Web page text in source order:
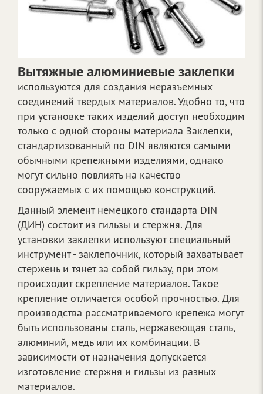
Вытяжные алюминиевые заклепки
используются для создания неразъемных
соединений твердых материалов. Удобно то, что
при установке таких изделий доступ необходим
только с одной стороны материала Заклепки,
стандартизованный по DIN являются самыми
обычными крепежными изделиями, однако
могут сильно повлиять на качество
сооружаемых с их помощью конструкций.
Данный элемент немецкого стандарта DIN
(ДИН) состоит из гильзы и стержня. Для
установки заклепки используют специальный
инструмент - заклепочник, который захватывает
стержень и тянет за собой гильзу, при этом
происходит скрепление материалов. Такое
крепление отличается особой прочностью. Для
производства рассматриваемого крепежа могут
быть использованы сталь, нержавеющая сталь,
алюминий, медь или их комбинации. В
зависимости от назначения допускается
изготовление стержня и гильзы из разных
материалов.